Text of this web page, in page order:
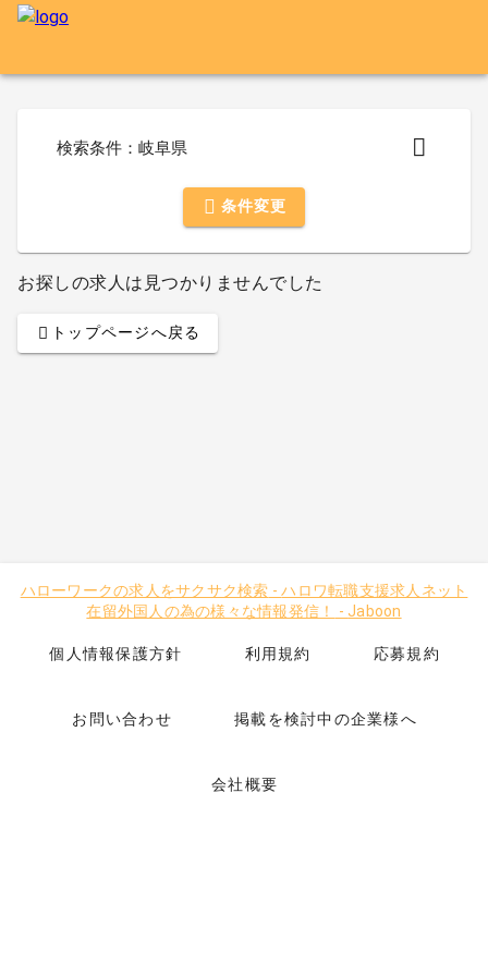
検索条件：岐阜県
条件変更
お探しの求人は見つかりませんでした
トップページへ戻る
ハローワークの求人をサクサク検索 -ハロワ転職支援求人ネット
在留外国人の為の様々な情報発信！
- Jaboon
個人情報保護方針 利用規約 応募規約
お問い合わせ 掲載を検討中の企業様へ
会社概要